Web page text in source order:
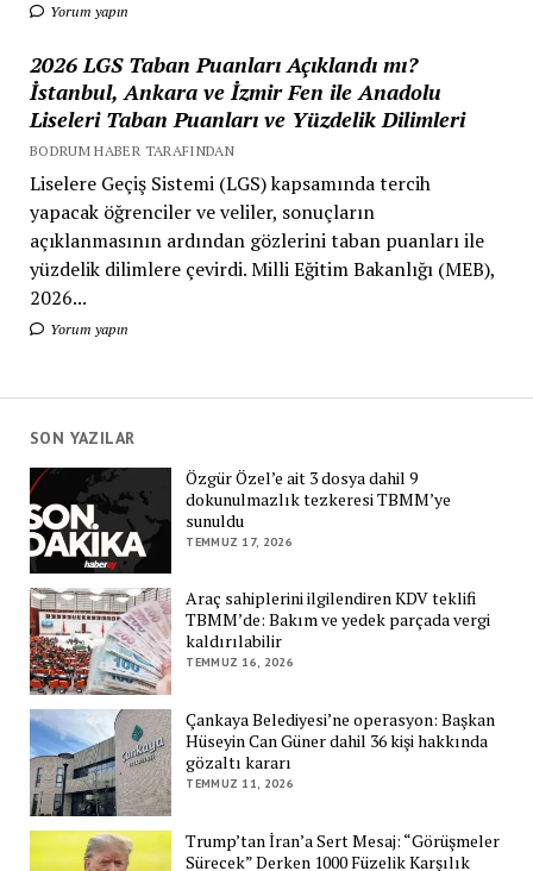
Yorum yapın
2026 LGS Taban Puanları Açıklandı mı?
İstanbul, Ankara ve İzmir Fen ile Anadolu
Liseleri Taban Puanları ve Yüzdelik Dilimleri
BODRUM HABER TARAFINDAN
Liselere Geçiş Sistemi (LGS) kapsamında tercih
yapacak öğrenciler ve veliler, sonuçların
açıklanmasının ardından gözlerini taban puanları ile
yüzdelik dilimlere çevirdi. Milli Eğitim Bakanlığı (MEB),
2026...
Yorum yapın
SON YAZILAR
Özgür Özel’e ait 3 dosya dahil 9
dokunulmazlık tezkeresi TBMM’ye
sunuldu
TEMMUZ 17, 2026
Araç sahiplerini ilgilendiren KDV teklifi
TBMM’de: Bakım ve yedek parçada vergi
kaldırılabilir
TEMMUZ 16, 2026
Çankaya Belediyesi’ne operasyon: Başkan
Hüseyin Can Güner dahil 36 kişi hakkında
gözaltı kararı
TEMMUZ 11, 2026
Trump’tan İran’a Sert Mesaj: “Görüşmeler
Sürecek” Derken 1000 Füzelik Karşılık